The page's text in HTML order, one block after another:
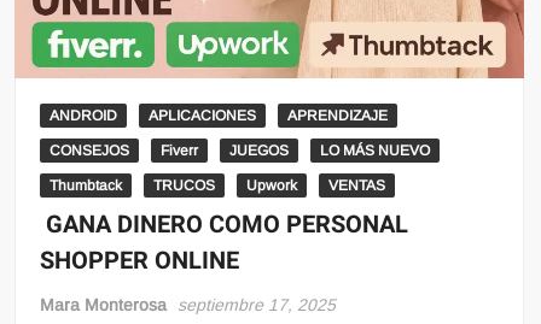
ANDROID APLICACIONES APRENDIZAJE
CONSEJOS Fiverr JUEGOS LO MÁS NUEVO
Thumbtack TRUCOS Upwork VENTAS
GANA DINERO COMO PERSONAL
SHOPPER ONLINE
Mara Monterosa septiembre 17, 2025